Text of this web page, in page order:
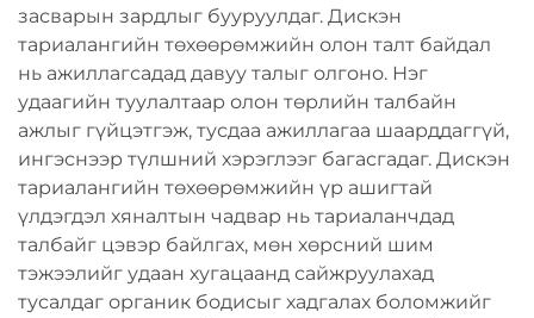
засварын зардлыг бууруулдаг. Дискэн
тариалангийн төхөөрөмжийн олон талт байдал
нь ажиллагсадад давуу талыг олгоно. Нэг
удаагийн туулалтаар олон төрлийн талбайн
ажлыг гүйцэтгэж, тусдаа ажиллагаа шаарддаггүй,
ингэснээр түлшний хэрэглээг багасгадаг. Дискэн
тариалангийн төхөөрөмжийн үр ашигтай
үлдэгдэл хяналтын чадвар нь тариаланчдад
талбайг цэвэр байлгах, мөн хөрсний шим
тэжээлийг удаан хугацаанд сайжруулахад
тусалдаг органик бодисыг хадгалах боломжийг